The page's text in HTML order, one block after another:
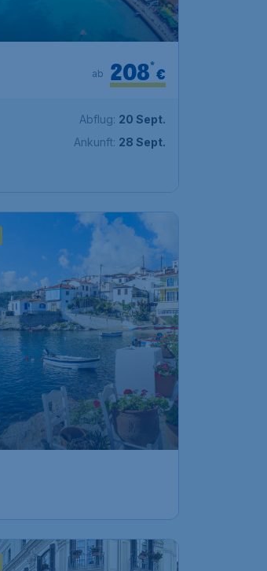
€
208*
ab
Abflug: 20 Sept.
Ankunft: 28 Sept.